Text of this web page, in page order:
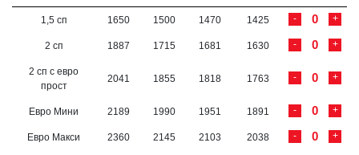
1,5 сп 1650 1500 1470 1425 +
-
2 сп 1887 1715 1681 1630 +
-
2 сп с евро
прост
2041 1855 1818 1763 +
-
Евро Мини 2189 1990 1951 1891 +
-
Евро Макси 2360 2145 2103 2038 +
-